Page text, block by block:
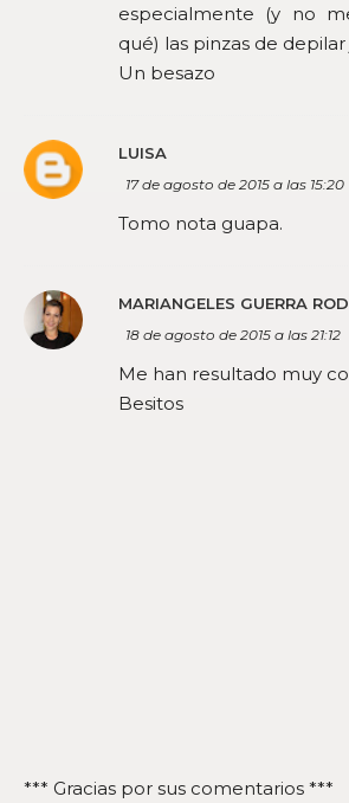
especialmente (y no
qué) las pinzas de depilar
Un besazo
LUISA
17 de agosto de 2015 a las 15:20
Tomo nota guapa.
MARIANGELES GUERRA
18 de agosto de 2015 a las 21:12
Me han resultado muy
Besitos
*** Gracias por sus comentarios ***